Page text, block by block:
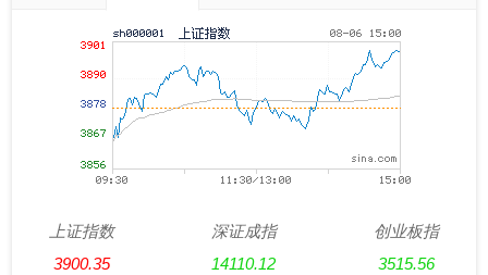
上证指数
3900.35
深证成指
14110.12
创业板指
3515.56